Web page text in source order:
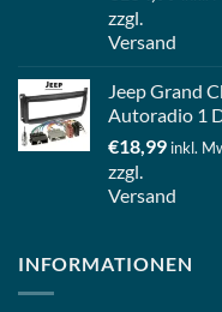
zzgl.
Versand
Jeep Grand
Autoradio 1
€18,99 inkl.
zzgl.
Versand
INFORMATIONEN